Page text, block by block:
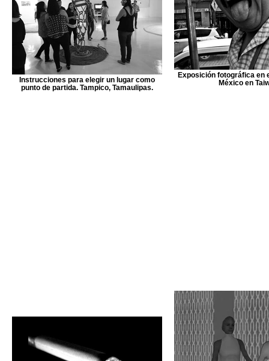
Instrucciones para elegir un lugar como
punto de partida. Tampico, Tamaulipas.
Exposición fotográfica en
México en